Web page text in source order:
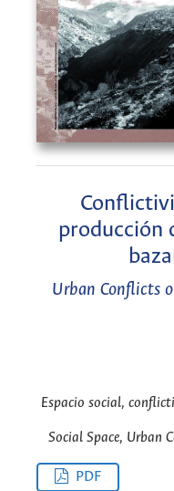
producción
Urban Conflicts
Espacio social,
Social Space, Urban
PDF